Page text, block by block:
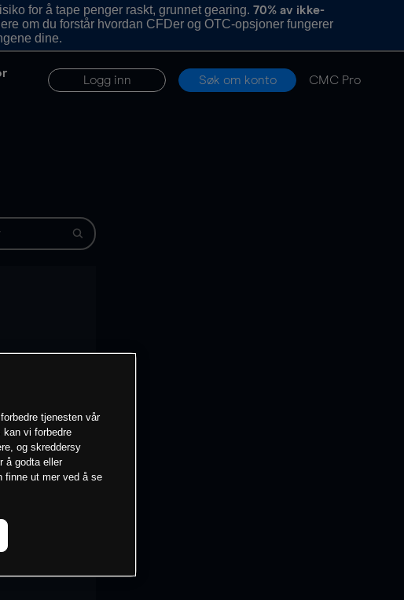
for å tape penger raskt, grunnet gearing.70% av ikke-
om du forstår hvordan CFDer og OTC-opsjoner fungerer
dine.
Logg inn Søk om konto CMC Pro
tjenesten vår
vi forbedre
og skreddersy
å godta eller
finne ut mer ved å se